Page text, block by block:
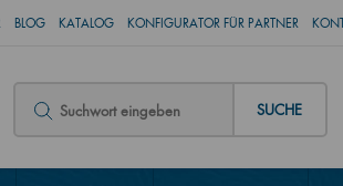
BLOG KATALOG KONFIGURATOR FÜR PARTNER
SUCHE